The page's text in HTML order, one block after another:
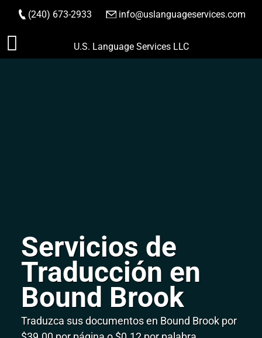
Saltar
(240) 673-2933 info@uslanguageservices.com
HACER PEDIDO
U.S. Language Services LLC
Servicios de
Traducción en
Bound Brook
Traduzca sus documentos en Bound Brook por